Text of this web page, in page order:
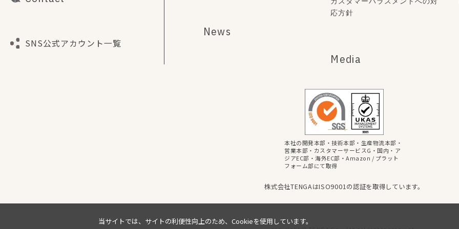
SNS公式アカウント一覧
News
応方針
Media
本社の開発本部・技術本部・生産物流本部・
営業本部・カスタマーサービスG・国内・ア
ジアEC部・海外EC部・Amazon / プラット
フォーム部にて取得
株式会社TENGAはISO9001の認証を取得しています。